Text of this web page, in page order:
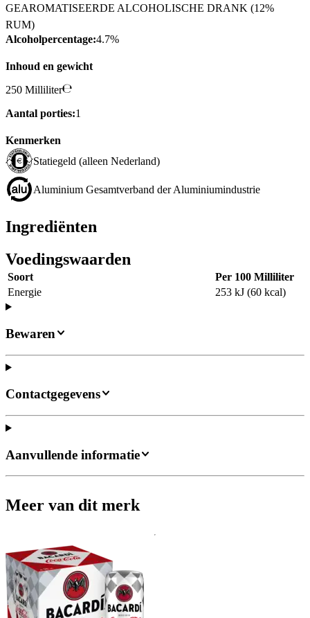
GEAROMATISEERDE ALCOHOLISCHE DRANK (12%
RUM)
Alcoholpercentage:4.7%
Inhoud en gewicht
250 Milliliter
Aantal porties:1
Kenmerken
Statiegeld (alleen Nederland)
Aluminium Gesamtverband der Aluminiumindustrie
Ingrediënten
Voedingswaarden
Soort
Per 100 Milliliter
Energie
253 kJ (60 kcal)
Bewaren
Contactgegevens
Aanvullende informatie
Meer van dit merk